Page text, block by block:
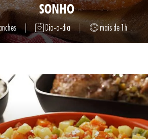
SONHO
Dia-a-dia mais de 1h